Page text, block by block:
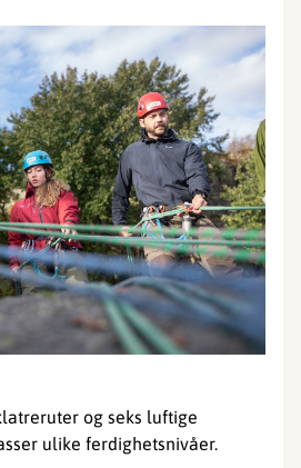
og seks luftige
ulike ferdighetsnivåer.